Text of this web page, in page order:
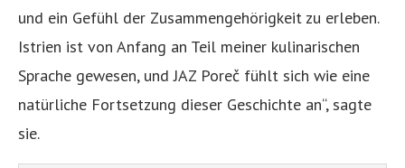
und ein Gefühl der Zusammengehörigkeit zu erleben.
Istrien ist von Anfang an Teil meiner kulinarischen
Sprache gewesen, und JAZ Poreč fühlt sich wie eine
natürliche Fortsetzung dieser Geschichte an“, sagte
sie.